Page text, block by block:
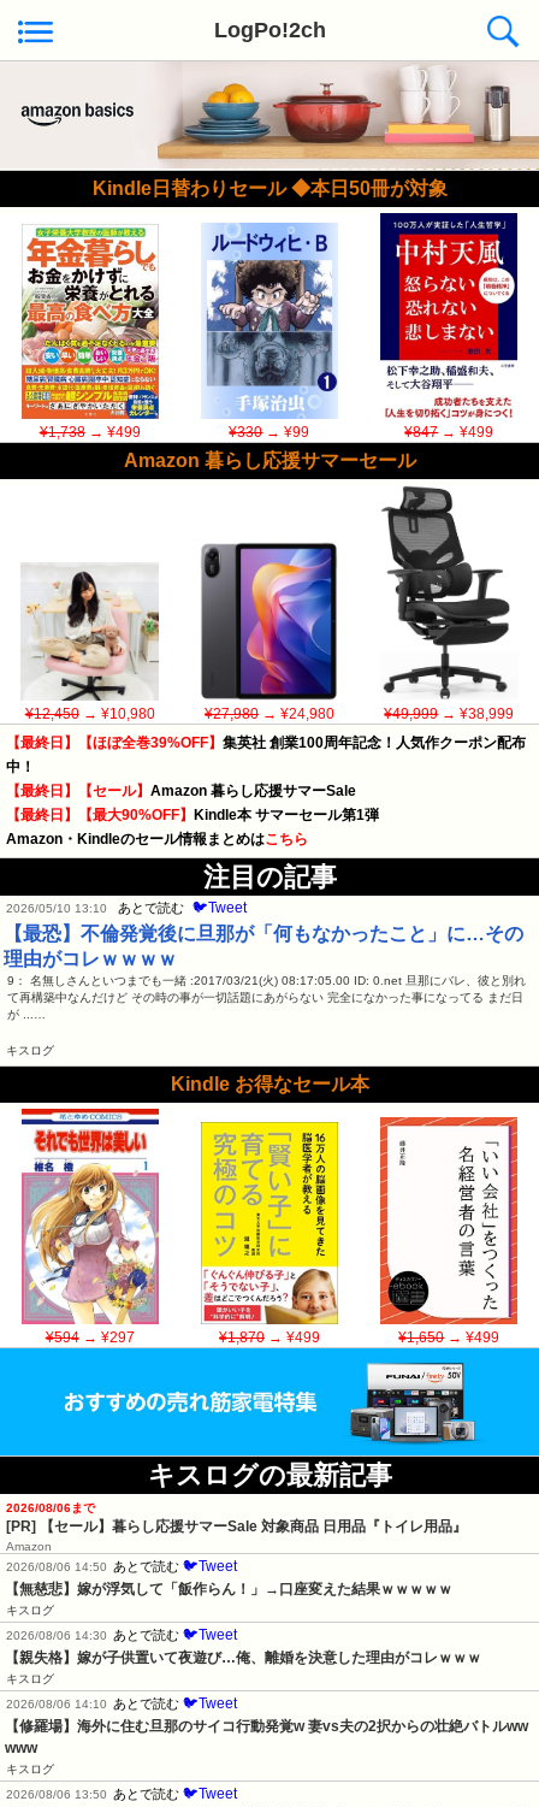
LogPo!2ch
Kindle日替わりセール ◆本日50冊が対象
¥1,738→ ¥499 ¥330→ ¥99 ¥847→ ¥499
Amazon 暮らし応援サマーセール
¥12,450→ ¥10,980 ¥27,980→ ¥24,980 ¥49,999→ ¥38,999
【最終日】【ほぼ全巻39%OFF】 集英社 創業100周年記念！人気作クーポン配布
中！
【最終日】【セール】 Amazon 暮らし応援サマーSale
【最終日】【最大90%OFF】
Kindle本 サマーセール第1弾
Amazon・Kindleのセール情報まとめはこちら
注目の記事
2026/05/10 13:10 あとで読む 🐦Tweet
【最恐】不倫発覚後に旦那が「何もなかったこと」に…その
理由がコレｗｗｗｗ
9： 名無しさんといつまでも一緒 :2017/03/21(火) 08:17:05.00 ID: 0.net 旦那にバレ、彼と別れ
て再構築中なんだけど その時の事が一切話題にあがらない 完全になかった事になってる まだ日
が ...…
キスログ
Kindle お得なセール本
¥594→ ¥297 ¥1,870→ ¥499 ¥1,650→ ¥499
キスログの最新記事
2026/08/06まで
[PR] 【セール】暮らし応援サマーSale 対象商品 日用品『トイレ用品』
Amazon
2026/08/06 14:50
あとで読む 🐦Tweet
【無慈悲】嫁が浮気して「飯作らん！」→口座変えた結果ｗｗｗｗｗ
キスログ
2026/08/06 14:30
あとで読む 🐦Tweet
【親失格】嫁が子供置いて夜遊び…俺、離婚を決意した理由がコレｗｗｗ
キスログ
2026/08/06 14:10
あとで読む 🐦Tweet
【修羅場】海外に住む旦那のサイコ行動発覚w 妻vs夫の2択からの壮絶バトルww
www
キスログ
2026/08/06 13:50
あとで読む 🐦Tweet